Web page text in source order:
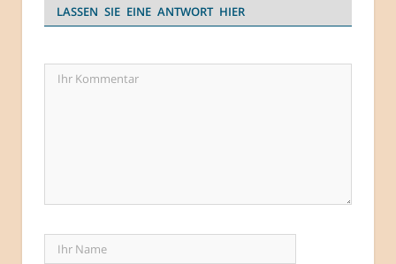
LASSEN SIE EINE ANTWORT HIER